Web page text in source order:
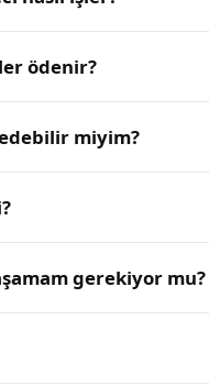
ödenir?
miyim?
gerekiyor mu?